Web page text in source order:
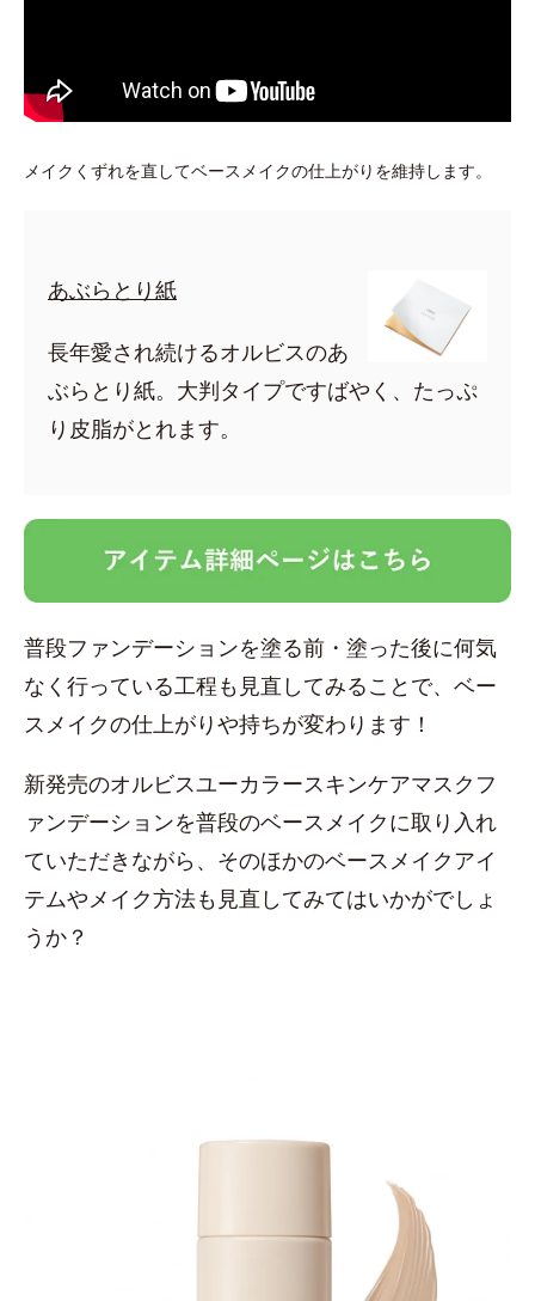
メイクくずれを直してベースメイクの仕上がりを維持します。
あぶらとり紙
長年愛され続けるオルビスのあ
ぶらとり紙。大判タイプですばやく、たっぷ
り皮脂がとれます。
普段ファンデーションを塗る前・塗った後に何気
なく行っている工程も見直してみることで、ベー
スメイクの仕上がりや持ちが変わります！
新発売のオルビスユーカラースキンケアマスクフ
ァンデーションを普段のベースメイクに取り入れ
ていただきながら、そのほかのベースメイクアイ
テムやメイク方法も見直してみてはいかがでしょ
うか？